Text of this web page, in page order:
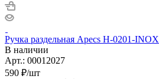
Ручка раздельная Apecs H-0201-INOX
В наличии
Арт.: 00012027
590 ₽/шт